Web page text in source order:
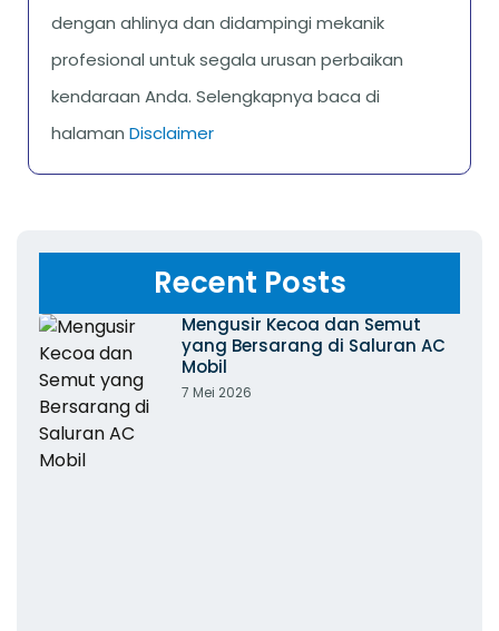
dengan ahlinya dan didampingi mekanik
profesional untuk segala urusan perbaikan
kendaraan Anda. Selengkapnya baca di
halaman Disclaimer
Recent Posts
Mengusir Kecoa dan Semut
yang Bersarang di Saluran AC
Mobil
7 Mei 2026